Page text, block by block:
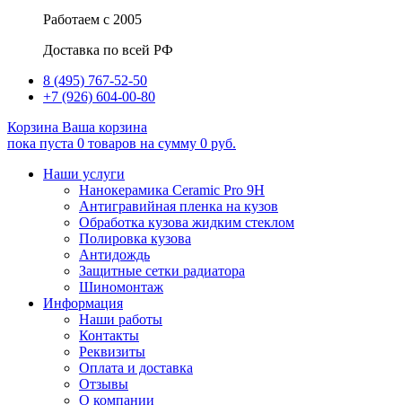
Работаем с 2005
Доставка по всей РФ
8 (495) 767-52-50
+7 (926) 604-00-80
Корзина Ваша корзина
пока пуста 0 товаров на сумму 0 руб.
Наши услуги
Нанокерамика Ceramic Pro 9H
Антигравийная пленка на кузов
Обработка кузова жидким стеклом
Полировка кузова
Антидождь
Защитные сетки радиатора
Шиномонтаж
Информация
Наши работы
Контакты
Реквизиты
Оплата и доставка
Отзывы
О компании